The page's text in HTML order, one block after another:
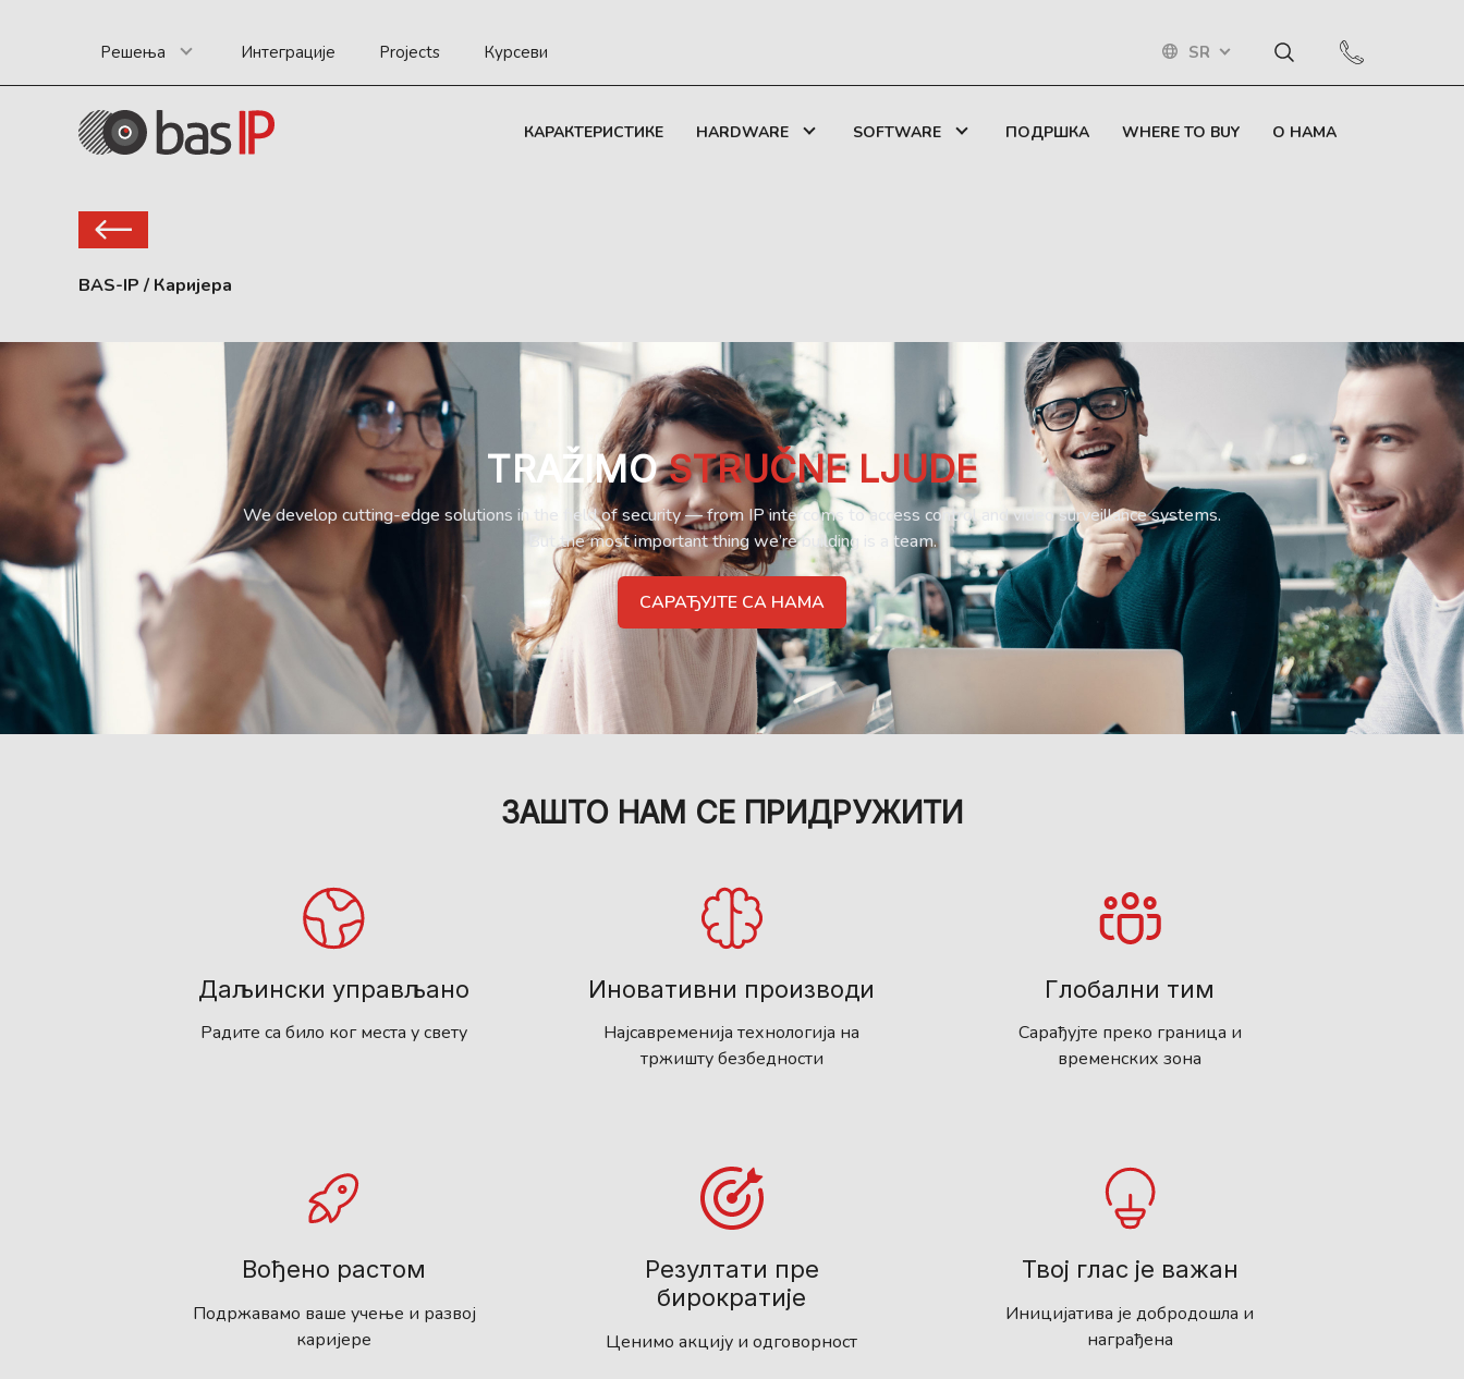
Решења Интеграције Projects Курсеви SR
КАРАКТЕРИСТИКЕ HARDWARE SOFTWARE ПОДРШКА WHERE TO BUY О НАМА
BAS-IP / Каријера
TRAŽIMOSTRUČNE LJUDE
We develop cutting-edge solutions in the field of security — from IP intercoms to access control and video surveillance systems.
But the most important thing we’re building is a team.
САРАЂУЈТЕ СА НАМА
ЗАШТО НАМ СЕ ПРИДРУЖИТИ
Даљински управљано
Радите са било ког места у свету
Иновативни производи
Најсавременија технологија на
тржишту безбедности
Глобални тим
Сарађујте преко граница и
временских зона
Вођено растом
Подржавамо ваше учење и развој
каријере
Резултати пре
бирократије
Ценимо акцију и одговорност
Твој глас је важан
Иницијатива је добродошла и
награђена